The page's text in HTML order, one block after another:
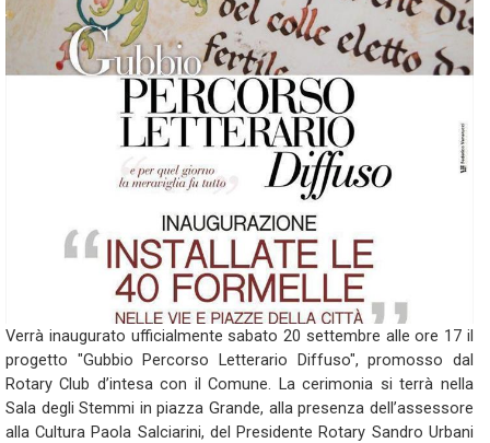
Verrà inaugurato ufficialmente sabato 20 settembre alle ore 17 il
progetto "Gubbio Percorso Letterario Diffuso", promosso dal
Rotary Club d’intesa con il Comune. La cerimonia si terrà nella
Sala degli Stemmi in piazza Grande, alla presenza dell’assessore
alla Cultura Paola Salciarini, del Presidente Rotary Sandro Urbani